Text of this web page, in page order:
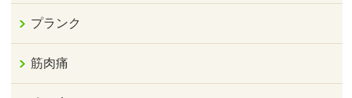
プランク
筋肉痛